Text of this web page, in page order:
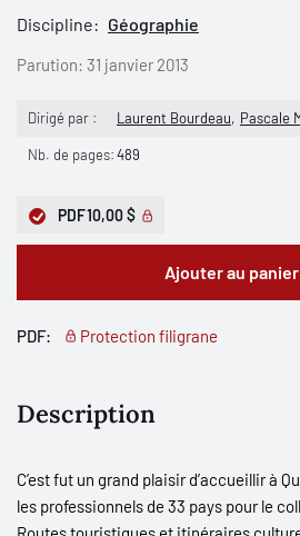
Discipline: Géographie
Parution: 31 janvier 2013
Dirigé par : Laurent Bourdeau Pascale
Nb. de pages:489
PDF10,00 $
Ajouter au panier
PDF: Protection filigrane
Description
C’est fut un grand plaisir d’accueillir à
les professionnels de 33 pays pour le